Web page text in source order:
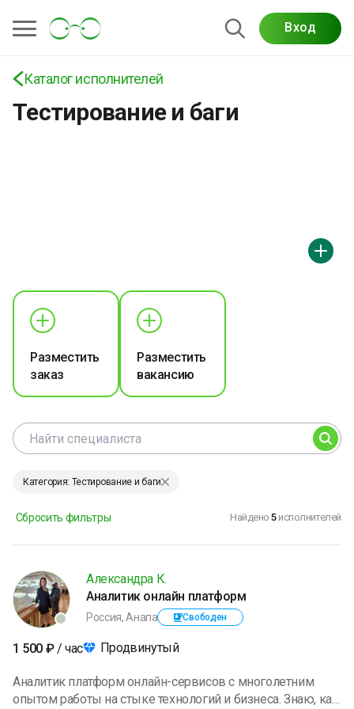
Вход
Каталог исполнителей
Тестирование и баги
Функциональное тестирование, поиск багов,
нагрузочные проверки, UX/UI-тестирование и
полный аудит качества вашего продукта.
Разместить
заказ
Разместить
вакансию
Категория: Тестирование и баги
Сбросить фильтры Найдено 5 исполнителей
Александра К.
Аналитик онлайн платформ
Россия, Анапа Свободен
1 500 ₽ / час Продвинутый
Аналитик платформ онлайн-сервисов с многолетним
опытом работы на стыке технологий и бизнеса. Знаю, как